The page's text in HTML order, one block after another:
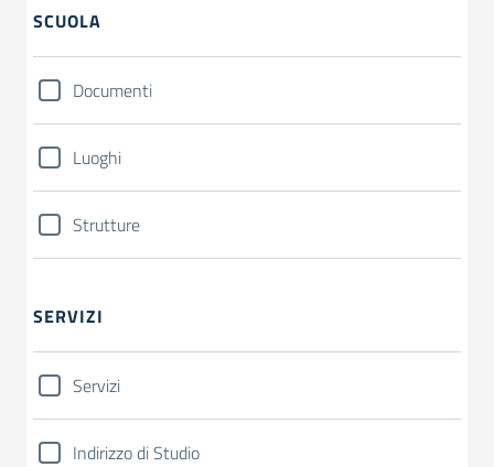
SCUOLA
Documenti
Luoghi
Strutture
SERVIZI
Servizi
Indirizzo di Studio